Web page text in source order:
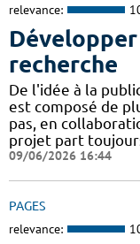
relevance:
recherche
De l'idée à la
est composé de
pas, en
projet part
09/06/2026 16:44
PAGES
relevance: